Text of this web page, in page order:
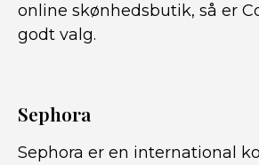
online skønhedsbutik, så er
godt valg.
Sephora
Sephora er en international